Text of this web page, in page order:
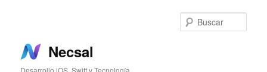
principal
Necsal